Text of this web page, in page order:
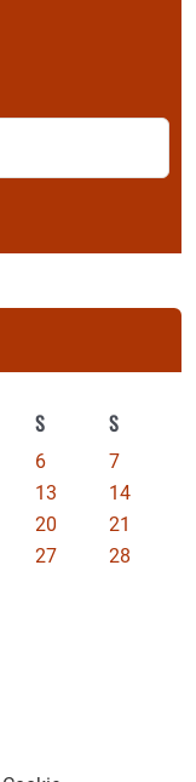
S S
6
7
13
14
20
21
27
28